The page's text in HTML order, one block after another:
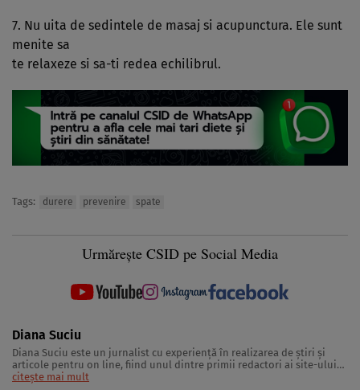
7. Nu uita de sedintele de masaj si acupunctura. Ele sunt
menite sa
te relaxeze si sa-ti redea echilibrul.
Tags: durere prevenire spate
Urmărește CSID pe Social Media
Diana Suciu
Diana Suciu este un jurnalist cu experienţă în realizarea de ştiri şi
articole pentru on line, fiind unul dintre primii redactori ai site-ului
“Ce se întâmplă, doctore?”. De-a lungul timpului, Diana Suciu a scris
citește mai mult